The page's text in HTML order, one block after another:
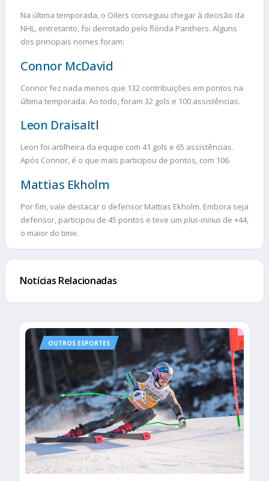
Na última temporada, o Oilers conseguiu chegar à decisão da
NHL, entretanto, foi derrotado pelo flórida Panthers. Alguns
dos principais nomes foram:
Connor McDavid
Connor fez nada menos que 132 contribuições em pontos na
última temporada. Ao todo, foram 32 gols e 100 assistências.
Leon DraisaItl
Leon foi artilheira da equipe com 41 gols e 65 assistências.
Após Connor, é o que mais participou de pontos, com 106.
Mattias Ekholm
Por fim, vale destacar o defensor Mattias Ekholm. Embora seja
defensor, participou de 45 pontos e teve um plus-minus de +44,
o maior do time.
Notícias Relacionadas
OUTROS ESPORTES